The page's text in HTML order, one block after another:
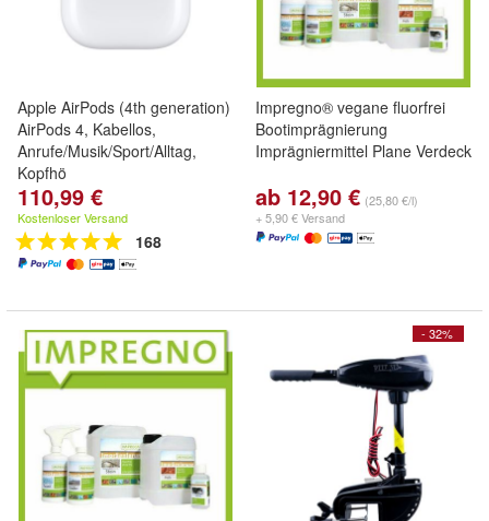
Apple AirPods (4th generation)
AirPods 4, Kabellos,
Anrufe/Musik/Sport/Alltag,
Kopfhö
110,99 €
Kostenloser Versand
168
Impregno® vegane fluorfrei
Bootimprägnierung
Imprägniermittel Plane Verdeck
ab 12,90 € (25,80 €/l)
+ 5,90 € Versand
- 32%